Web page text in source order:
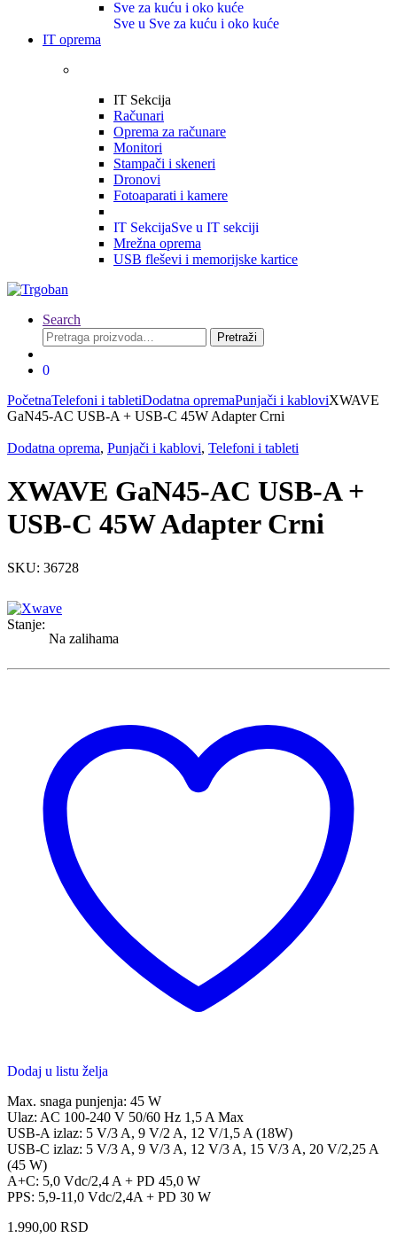
Sve za kuću i oko kuće
Sve u Sve za kuću i oko kuće
IT oprema
IT Sekcija
Računari
Oprema za računare
Monitori
Stampači i skeneri
Dronovi
Fotoaparati i kamere
IT SekcijaSve u IT sekciji
Mrežna oprema
USB fleševi i memorijske kartice
Search
Pretraga
za:
Pretraži
0
PočetnaTelefoni i tabletiDodatna opremaPunjači i kabloviXWAVE
GaN45-AC USB-A + USB-C 45W Adapter Crni
Dodatna oprema, Punjači i kablovi, Telefoni i tableti
XWAVE GaN45-AC USB-A +
USB-C 45W Adapter Crni
SKU: 36728
Stanje:
Na zalihama
Dodaj u listu želja
Max. snaga punjenja: 45 W
Ulaz: AC 100-240 V 50/60 Hz 1,5 A Max
USB-A izlaz: 5 V/3 A, 9 V/2 A, 12 V/1,5 A (18W)
USB-C izlaz: 5 V/3 A, 9 V/3 A, 12 V/3 A, 15 V/3 A, 20 V/2,25 A
(45 W)
A+C: 5,0 Vdc/2,4 A + PD 45,0 W
PPS: 5,9-11,0 Vdc/2,4A + PD 30 W
1.990,00 RSD